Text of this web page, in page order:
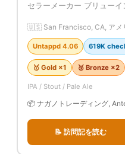
セラーメーカー ブリュー
🇺🇸 San Francisco, CA, アメ
Untappd 4.06 619K
🥇 Gold ×1 🥉 Bronze ×2
IPA / Stout / Pale Ale
📦 ナガノトレーディング,
📝 訪問記を読む